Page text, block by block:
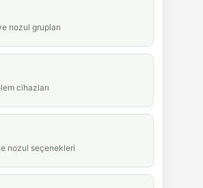
nozul grupları
cihazları
nozul seçenekleri